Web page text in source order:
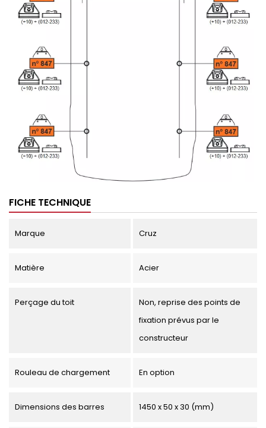
FICHE TECHNIQUE
Marque Cruz
Matière Acier
Perçage du toit
Non, reprise des points de
fixation prévus par le
constructeur
Rouleau de chargement En option
Dimensions des barres 1450 x 50 x 30 (mm)